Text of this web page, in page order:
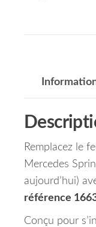
Remplacez le
Mercedes
aujourd’hui)
référence
Conçu pour